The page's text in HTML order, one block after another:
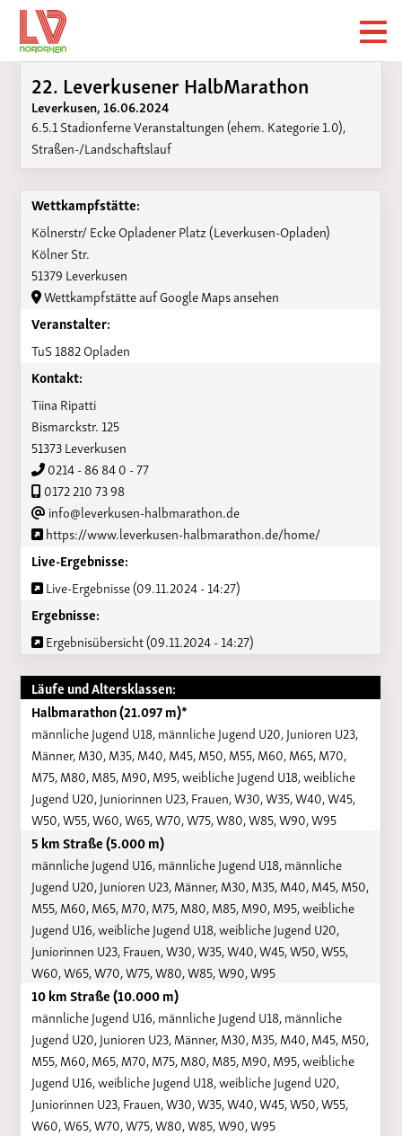
22. Leverkusener HalbMarathon
Leverkusen, 16.06.2024
6.5.1 Stadionferne Veranstaltungen (ehem. Kategorie 1.0),
Straßen-/Landschaftslauf
Wettkampfstätte:
Kölnerstr/ Ecke Opladener Platz (Leverkusen-Opladen)
Kölner Str.
51379 Leverkusen
Wettkampfstätte auf Google Maps ansehen
Veranstalter:
TuS 1882 Opladen
Kontakt:
Tiina Ripatti
Bismarckstr. 125
51373 Leverkusen
0214 - 86 84 0 - 77
0172 210 73 98
info@leverkusen-halbmarathon.de
https://www.leverkusen-halbmarathon.de/home/
Live-Ergebnisse:
Live-Ergebnisse (09.11.2024 - 14:27)
Ergebnisse:
Ergebnisübersicht (09.11.2024 - 14:27)
Läufe und Altersklassen:
Halbmarathon (21.097 m)*
männliche Jugend U18, männliche Jugend U20, Junioren U23,
Männer, M30, M35, M40, M45, M50, M55, M60, M65, M70,
M75, M80, M85, M90, M95, weibliche Jugend U18, weibliche
Jugend U20, Juniorinnen U23, Frauen, W30, W35, W40, W45,
W50, W55, W60, W65, W70, W75, W80, W85, W90, W95
5 km Straße (5.000 m)
männliche Jugend U16, männliche Jugend U18, männliche
Jugend U20, Junioren U23, Männer, M30, M35, M40, M45, M50,
M55, M60, M65, M70, M75, M80, M85, M90, M95, weibliche
Jugend U16, weibliche Jugend U18, weibliche Jugend U20,
Juniorinnen U23, Frauen, W30, W35, W40, W45, W50, W55,
W60, W65, W70, W75, W80, W85, W90, W95
10 km Straße (10.000 m)
männliche Jugend U16, männliche Jugend U18, männliche
Jugend U20, Junioren U23, Männer, M30, M35, M40, M45, M50,
M55, M60, M65, M70, M75, M80, M85, M90, M95, weibliche
Jugend U16, weibliche Jugend U18, weibliche Jugend U20,
Juniorinnen U23, Frauen, W30, W35, W40, W45, W50, W55,
W60, W65, W70, W75, W80, W85, W90, W95